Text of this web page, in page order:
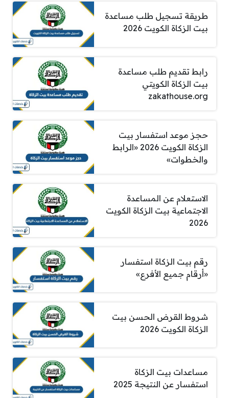
طريقة تسجيل طلب مساعدة
بيت الزكاة الكويت 2026
رابط تقديم طلب مساعدة
بيت الزكاة الكويتي
zakathouse.org
حجز موعد استفسار بيت
الزكاة الكويت 2026 «الرابط
والخطوات»
الاستعلام عن المساعدة
الاجتماعية بيت الزكاة الكويت
2026
رقم بيت الزكاة استفسار
«أرقام جميع الأفرع»
شروط القرض الحسن بيت
الزكاة الكويت 2026
مساعدات بيت الزكاة
استفسار عن النتيجة 2025